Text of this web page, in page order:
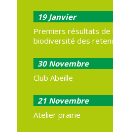
19 Janvier
Premiers résultats de
biodiversité des
30 Novembre
Club Abeille
21 Novembre
Atelier prairie